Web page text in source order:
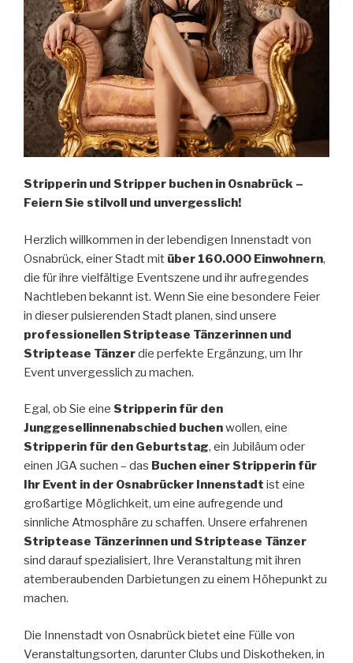
Stripperin und Stripper buchen in Osnabrück –
Feiern Sie stilvoll und unvergesslich!
Herzlich willkommen in der lebendigen Innenstadt von
Osnabrück, einer Stadt mit über 160.000 Einwohnern,
die für ihre vielfältige Eventszene und ihr aufregendes
Nachtleben bekannt ist. Wenn Sie eine besondere Feier
in dieser pulsierenden Stadt planen, sind unsere
professionellen Striptease Tänzerinnen und
Striptease Tänzerdie perfekte Ergänzung, um Ihr
Event unvergesslich zu machen.
Egal, ob Sie eine Stripperin für den
Junggesellinnenabschied buchenwollen, eine
Stripperin für den Geburtstag, ein Jubiläum oder
einen JGA suchen – das Buchen einer Stripperin für
Ihr Event in der Osnabrücker Innenstadt ist eine
großartige Möglichkeit, um eine aufregende und
sinnliche Atmosphäre zu schaffen. Unsere erfahrenen
Striptease Tänzerinnen und Striptease Tänzer
sind darauf spezialisiert, Ihre Veranstaltung mit ihren
atemberaubenden Darbietungen zu einem Höhepunkt zu
machen.
Die Innenstadt von Osnabrück bietet eine Fülle von
Veranstaltungsorten, darunter Clubs und Diskotheken, in